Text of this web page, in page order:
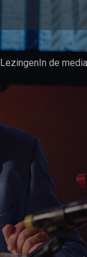
LezingenIn de media